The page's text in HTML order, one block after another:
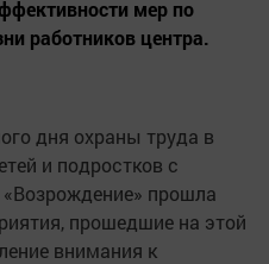
мер по
работников центра.
дня охраны труда в
и подростков с
прошла
прошедшие на этой
внимания к